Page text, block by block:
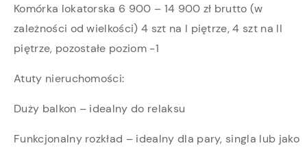
Komórka lokatorska 6 900 – 14 900 zł brutto (w
zależności od wielkości) 4 szt na I piętrze, 4 szt na II
piętrze, pozostałe poziom -1
Atuty nieruchomości:
Duży balkon – idealny do relaksu
Funkcjonalny rozkład – idealny dla pary, singla lub jako